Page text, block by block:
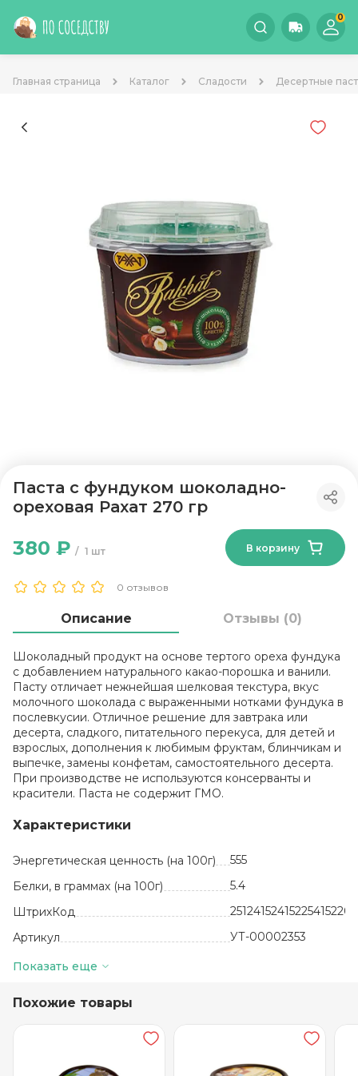
0
Главная страница Каталог Сладости Десертные
Паста с фундуком шоколадно-
ореховая Рахат 270 гр
0 отзывов
1 шт
380 ₽ В корзину
Описание Отзывы (0)
Шоколадный продукт на основе тертого ореха фундука
с добавлением натурального какао-порошка и ванили.
Пасту отличает нежнейшая шелковая текстура, вкус
молочного шоколада с выраженными нотками фундука в
послевкусии. Отличное решение для завтрака или
десерта, сладкого, питательного перекуса, для детей и
взрослых, дополнения к любимым фруктам, блинчикам и
выпечке, замены конфетам, самостоятельного десерта.
При производстве не используются консерванты и
красители. Паста не содержит ГМО.
Характеристики
Энергетическая ценность (на 100г)
555
Белки, в граммах (на 100г)
5.4
ШтрихКод
Артикул
УТ-00002353
Базовая единица
Жиры, в граммах (на 100 г)
36.3
Показать еще
Похожие товары